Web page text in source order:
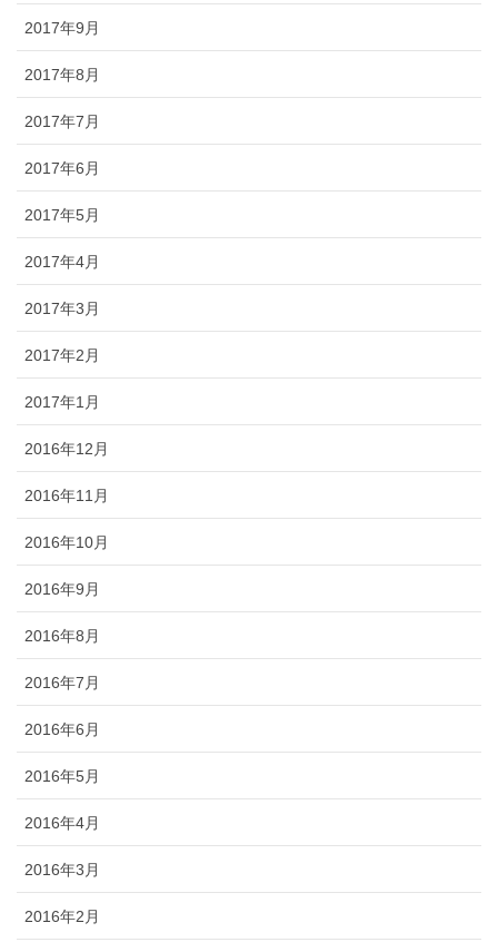
2017年9月
2017年8月
2017年7月
2017年6月
2017年5月
2017年4月
2017年3月
2017年2月
2017年1月
2016年12月
2016年11月
2016年10月
2016年9月
2016年8月
2016年7月
2016年6月
2016年5月
2016年4月
2016年3月
2016年2月